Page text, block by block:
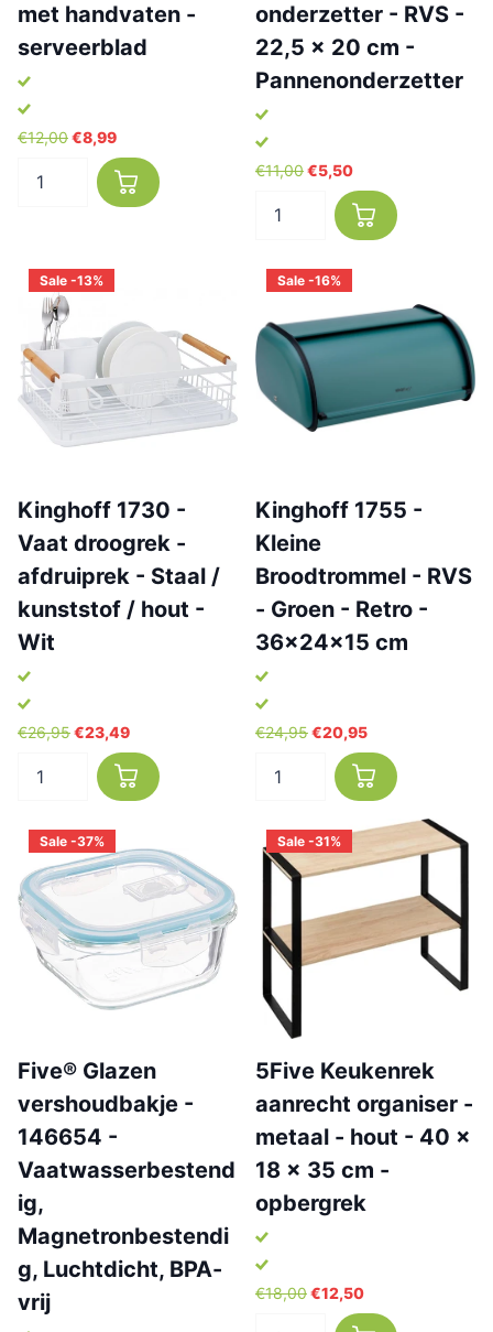
met handvaten -
serveerblad
€12,00€8,99
onderzetter - RVS -
22,5 x 20 cm -
Pannenonderzetter
€11,00€5,50
Sale -13%
Kinghoff 1730 -
Vaat droogrek -
afdruiprek - Staal /
kunststof / hout -
Wit
€26,95€23,49
Sale -16%
Kinghoff 1755 -
Kleine
Broodtrommel - RVS
- Groen - Retro -
36x24x15 cm
€24,95€20,95
Sale -37%
Five® Glazen
vershoudbakje -
146654 -
Vaatwasserbestend
ig,
Magnetronbestendi
g, Luchtdicht, BPA-
vrij
Sale -31%
5Five Keukenrek
aanrecht organiser -
metaal - hout - 40 x
18 x 35 cm -
opbergrek
€18,00€12,50